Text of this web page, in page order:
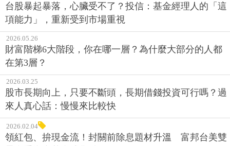
台股暴起暴落，心臟受不了？投信：基金經理人的「這
項能力」，重新受到市場重視
2026.05.26
財富階梯6大階段，你在哪一層？為什麼大部分的人都
在第3層？
2026.03.25
股市長期向上，只要不斷頭，長期借錢投資可行嗎？過
來人真心話：慢慢來比較快
2026.02.04
領紅包、拚現金流！封關前除息題材升溫 富邦台美雙